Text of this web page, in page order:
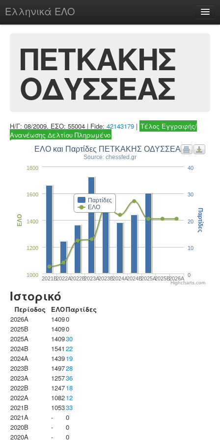
Ελληνικά ΕΛΟ
chesstu.be @ discord
Login
ΠΕΤΚΑΚΗΣ
ΟΔΥΣΣΕΑΣ
Η/Γ: 08/2009, ΕΣΟ: 55004 | Fide: 42143179 | Τέλος Εγγραφής/
Ανανέωσης Δελτίου Πληρωμένο
ΕΛΟ και Παρτίδες ΠΕΤΚΑΚΗΣ ΟΔΥΣΣΕΑΣ
Source: chessfed.gr
Παρτίδες
ΕΛΟ
2021B2022A2022B2023Α2023B2024A2024B2025A2025B2026A
1000
1200
1400
1600
1800
ΕΛΟ
0
10
20
30
40
Παρτίδες
Highcharts.com
Ιστορικό
Περίοδος ΕΛΟΠαρτίδες
2026A
14090
2025B
14090
2025A
140930
2024B
1541 22
2024A
143919
2023B
149728
2023Α
125736
2022B
124718
2022A
108212
2021B
105333
2021A
-
0
2020B
-
0
2020A
- 0